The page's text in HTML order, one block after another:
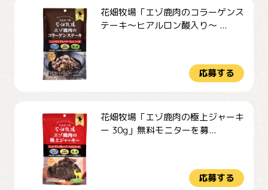
花畑牧場「エゾ鹿肉のコラーゲンス
テーキ～ヒアルロン酸入り～ ...
応募する
花畑牧場「エゾ鹿肉の極上ジャーキ
ー 30g」無料モニターを募...
応募する